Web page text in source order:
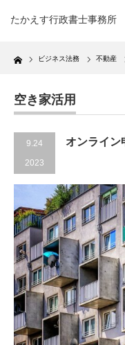
たかえす行政書士事務所
Home ビジネス法務 不動産
空き家活用
9.24
2023
オンライ